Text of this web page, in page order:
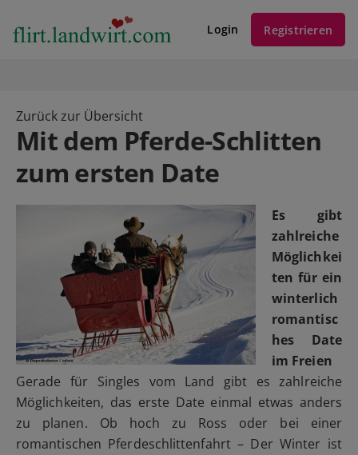
Login Registrieren
Zurück zur Übersicht
Mit dem Pferde-Schlitten
zum ersten Date
Es gibt
zahlreiche
Möglichkei
ten für ein
winterlich
romantisc
hes Date
im Freien
Gerade für Singles vom Land gibt es zahlreiche
Möglichkeiten, das erste Date einmal etwas anders
zu planen. Ob hoch zu Ross oder bei einer
romantischen Pferdeschlittenfahrt – Der Winter ist